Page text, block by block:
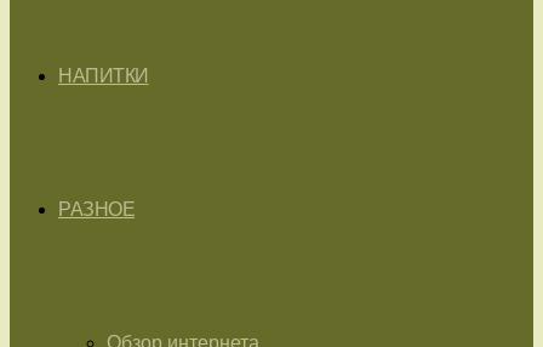
НАПИТКИ
РАЗНОЕ
Обзор интернета